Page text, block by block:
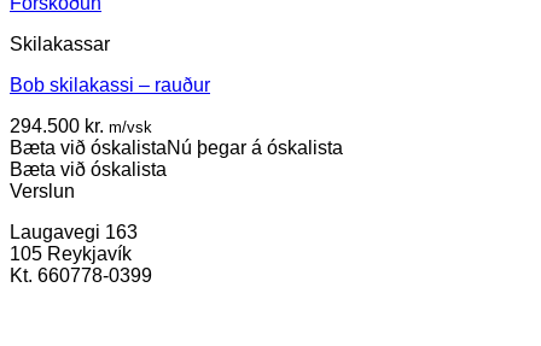
Skilakassar
Bob skilakassi – rauður
294.500 kr. m/vsk
Bæta við óskalistaNú þegar á óskalista
Bæta við óskalista
Verslun
Laugavegi 163
105 Reykjavík
Kt. 660778-0399